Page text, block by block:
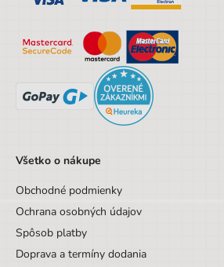
Pre ľavákov
Všetko o nákupe
Obchodné podmienky
Ochrana osobných údajov
Spôsob platby
Doprava a termíny dodania